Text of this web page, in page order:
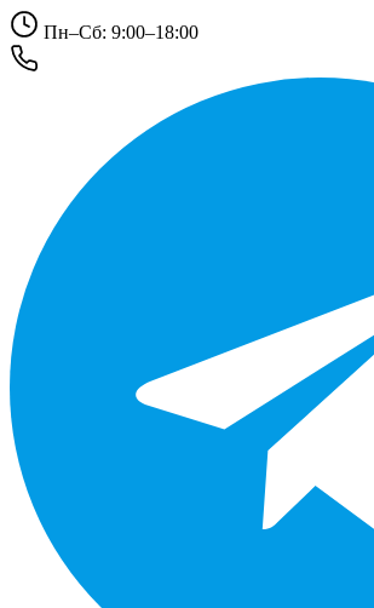
Пн–Сб: 9:00–18:00